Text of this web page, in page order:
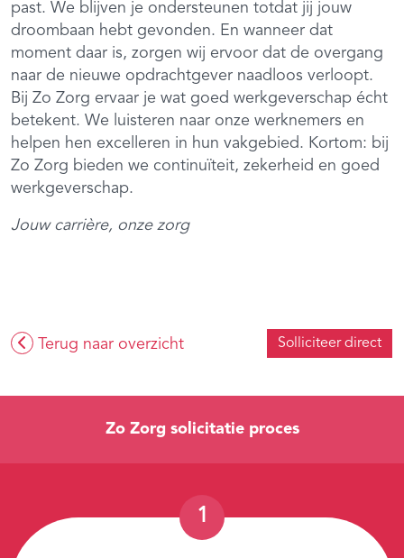
past. We blijven je ondersteunen totdat jij jouw
droombaan hebt gevonden. En wanneer dat
moment daar is, zorgen wij ervoor dat de overgang
naar de nieuwe opdrachtgever naadloos verloopt.
Bij Zo Zorg ervaar je wat goed werkgeverschap écht
betekent. We luisteren naar onze werknemers en
helpen hen excelleren in hun vakgebied. Kortom: bij
Zo Zorg bieden we continuïteit, zekerheid en goed
werkgeverschap.
Jouw carrière, onze zorg
Terug naar overzicht Solliciteer direct
Zo Zorg solicitatie proces